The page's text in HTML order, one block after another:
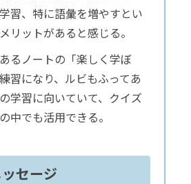
習、特に語彙を増やすとい
リットがあると感じる。
るノートの「楽しく学ぼ
習になり、ルビもふってあ
学習に向いていて、クイズ
中でも活用できる。
セージ